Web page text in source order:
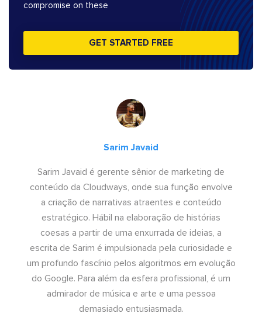
compromise on these
GET STARTED FREE
Sarim Javaid
Sarim Javaid é gerente sênior de marketing de
conteúdo da Cloudways, onde sua função envolve
a criação de narrativas atraentes e conteúdo
estratégico. Hábil na elaboração de histórias
coesas a partir de uma enxurrada de ideias, a
escrita de Sarim é impulsionada pela curiosidade e
um profundo fascínio pelos algoritmos em evolução
do Google. Para além da esfera profissional, é um
admirador de música e arte e uma pessoa
demasiado entusiasmada.